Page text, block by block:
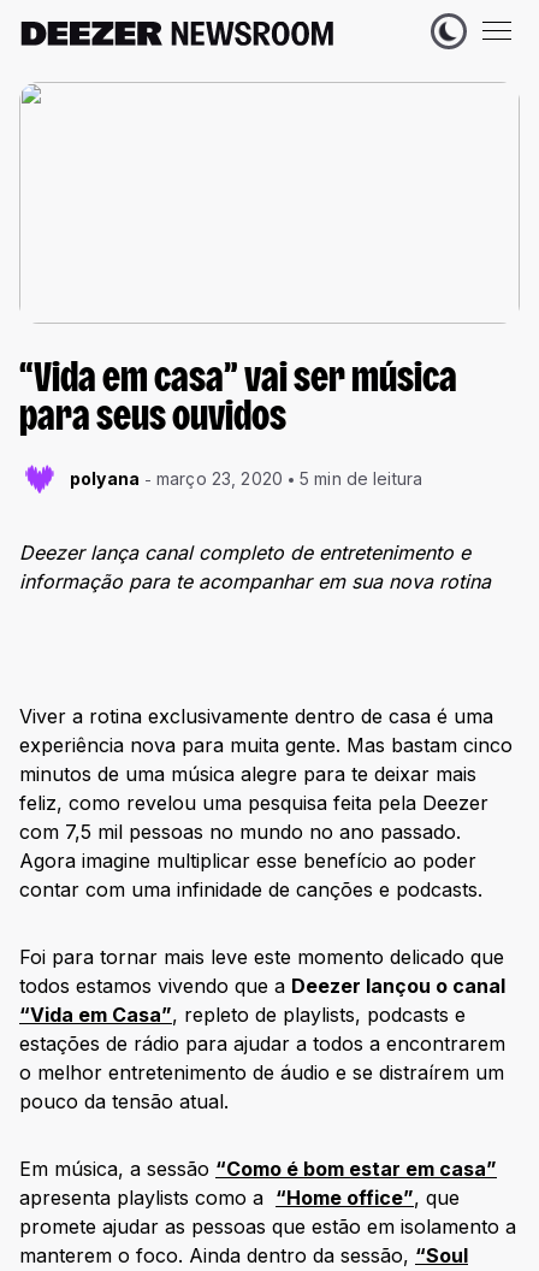
“Vida em casa” vai ser música
para seus ouvidos
polyana março 23, 2020 5 min de leitura
Deezer lança canal completo de entretenimento e
informação para te acompanhar em sua nova rotina
Viver a rotina exclusivamente dentro de casa é uma
experiência nova para muita gente. Mas bastam cinco
minutos de uma música alegre para te deixar mais
feliz, como revelou uma pesquisa feita pela Deezer
com 7,5 mil pessoas no mundo no ano passado.
Agora imagine multiplicar esse benefício ao poder
contar com uma infinidade de canções e podcasts.
Foi para tornar mais leve este momento delicado que
todos estamos vivendo que a Deezer lançou o canal
“Vida em Casa”, repleto de playlists, podcasts e
estações de rádio para ajudar a todos a encontrarem
o melhor entretenimento de áudio e se distraírem um
pouco da tensão atual.
Em música, a sessão “Como é bom estar em casa”
apresenta playlists como a “Home office”, que
promete ajudar as pessoas que estão em isolamento a
manterem o foco. Ainda dentro da sessão, “Soul